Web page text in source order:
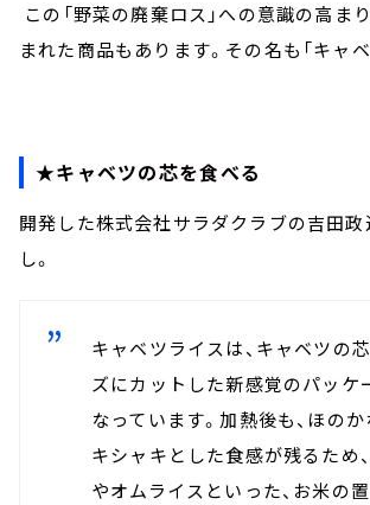
この「野菜の廃棄ロス」への意識の高ま
まれた商品もあります。その名も「キャベ
★キャベツの芯を食べる
開発した株式会社サラダクラブの吉田
し。
キャベツライスは、キャベツの
ズにカットした新感覚のパッケ
なっています。加熱後も、ほの
キシャキとした食感が残るため
やオムライスといった、お米の